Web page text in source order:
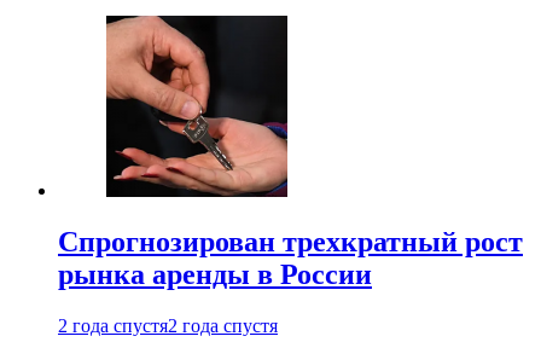
Спрогнозирован трехкратный рост
рынка аренды в России
2 года спустя2 года спустя